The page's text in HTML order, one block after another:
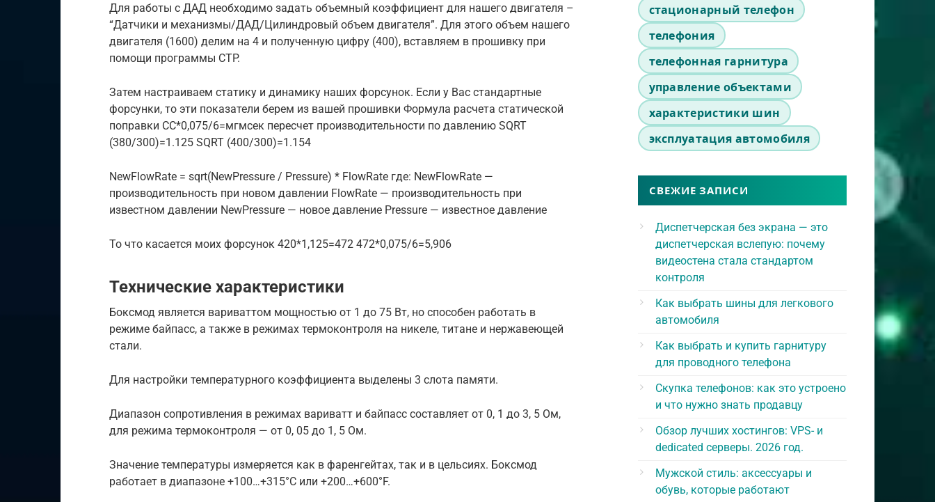
Для работы с ДАД необходимо задать объемный коэффициент для нашего двигателя –
“Датчики и механизмы/ДАД/Цилиндровый объем двигателя”. Для этого объем нашего
двигателя (1600) делим на 4 и полученную цифру (400), вставляем в прошивку при
помощи программы CTP.
Затем настраиваем статику и динамику наших форсунок. Если у Вас стандартные
форсунки, то эти показатели берем из вашей прошивки Формула расчета статической
поправки СС*0,075/6=мгмсек пересчет производительности по давлению SQRT
(380/300)=1.125 SQRT (400/300)=1.154
NewFlowRate = sqrt(NewPressure / Pressure) * FlowRate где: NewFlowRate —
производительность при новом давлении FlowRate — производительность при
известном давлении NewPressure — новое давление Pressure — известное давление
То что касается моих форсунок 420*1,125=472 472*0,075/6=5,906
Технические характеристики
Боксмод является вариваттом мощностью от 1 до 75 Вт, но способен работать в
режиме байпасс, а также в режимах термоконтроля на никеле, титане и нержавеющей
стали.
Для настройки температурного коэффициента выделены 3 слота памяти.
Диапазон сопротивления в режимах вариватт и байпасс составляет от 0, 1 до 3, 5 Ом,
для режима термоконтроля — от 0, 05 до 1, 5 Ом.
Значение температуры измеряется как в фаренгейтах, так и в цельсиях. Боксмод
работает в диапазоне +100…+315°C или +200…+600°F.
стационарный телефон
телефония
телефонная гарнитура
управление объектами
характеристики шин
эксплуатация автомобиля
СВЕЖИЕ ЗАПИСИ
Диспетчерская без экрана — это
диспетчерская вслепую: почему
видеостена стала стандартом
контроля
Как выбрать шины для легкового
автомобиля
Как выбрать и купить гарнитуру
для проводного телефона
Скупка телефонов: как это устроено
и что нужно знать продавцу
Обзор лучших хостингов: VPS- и
dedicated серверы. 2026 год.
Мужской стиль: аксессуары и
обувь, которые работают